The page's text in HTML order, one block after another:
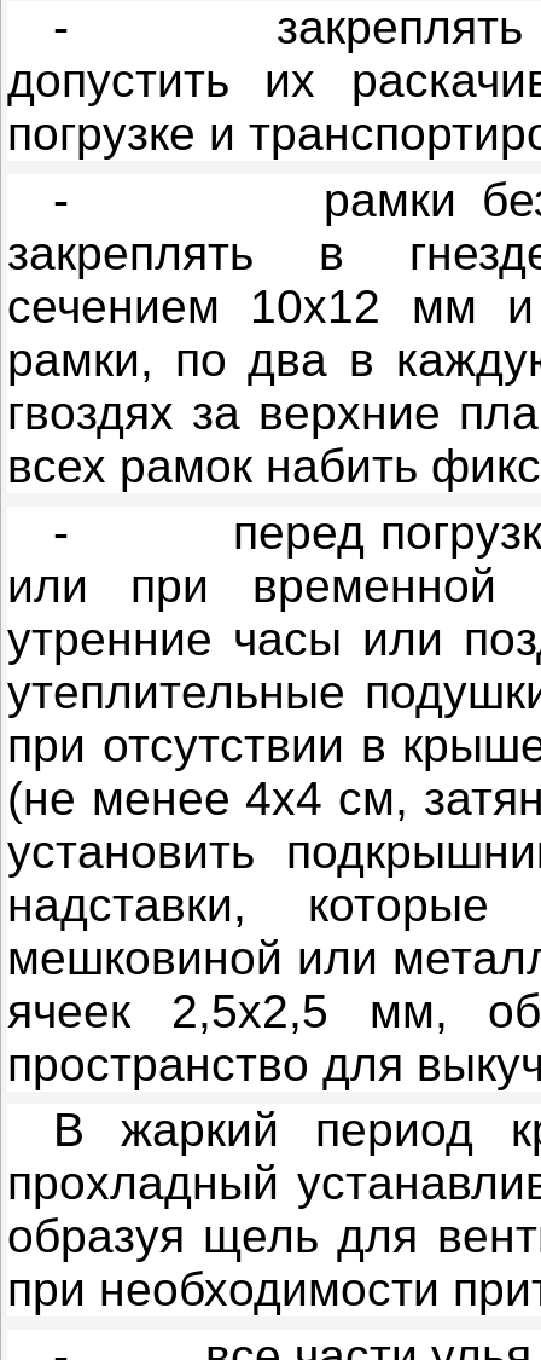
-
допустить их
погрузке и
-
рамки
закреплять в
сечением 10x12 мм
рамки, по два в
гвоздях за верхние
всех рамок набить
-
перед
или при временной
утренние часы или
утеплительные
при отсутствии в
(не менее 4x4 см,
установить
надставки,
мешковиной или
ячеек 2,5x2,5 мм,
пространство для
В жаркий период
прохладный
образуя щель для
при необходимости